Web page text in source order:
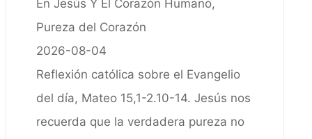
En Jesús Y El Corazón Humano,
Pureza del Corazón
2026-08-04
Reflexión católica sobre el Evangelio
del día, Mateo 15,1-2.10-14. Jesús nos
recuerda que la verdadera pureza no